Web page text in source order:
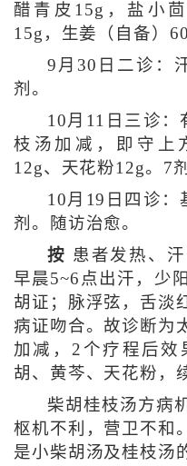
醋青皮15g，盐小
15g，生姜（自备）
9月30日二诊：
剂。
10月11日三诊：
枝汤加减，即守上
12g、天花粉12g。7剂
10月19日四诊：
剂。随访治愈。
按 患者发热、
早晨5~6点出汗，少
胡证；脉浮弦，舌淡
病证吻合。故诊断为
加减，2个疗程后效
胡、黄芩、天花粉，
柴胡桂枝汤方病
枢机不利，营卫不和
是小柴胡汤及桂枝汤